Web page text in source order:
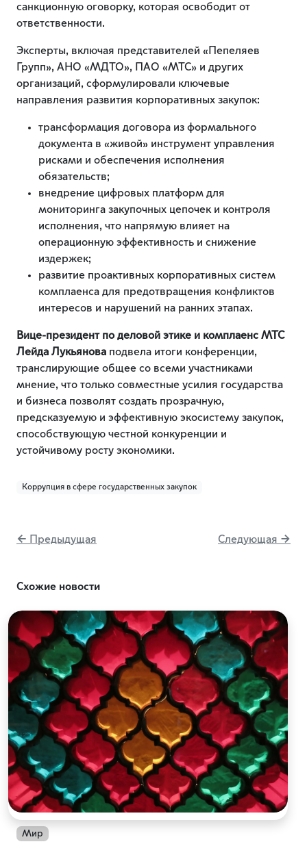
санкционную оговорку, которая освободит от
ответственности.
Эксперты, включая представителей «Пепеляев
Групп», АНО «МДТО», ПАО «МТС» и других
организаций, сформулировали ключевые
направления развития корпоративных закупок:
трансформация договора из формального
документа в «живой» инструмент управления
рисками и обеспечения исполнения
обязательств;
внедрение цифровых платформ для
мониторинга закупочных цепочек и контроля
исполнения, что напрямую влияет на
операционную эффективность и снижение
издержек;
развитие проактивных корпоративных систем
комплаенса для предотвращения конфликтов
интересов и нарушений на ранних этапах.
Вице-президент по деловой этике и комплаенс МТС
Лейда Лукьянова подвела итоги конференции,
транслирующие общее со всеми участниками
мнение, что только совместные усилия государства
и бизнеса позволят создать прозрачную,
предсказуемую и эффективную экосистему закупок,
способствующую честной конкуренции и
устойчивому росту экономики.
Коррупция в сфере государственных закупок
← Предыдущая Следующая →
Схожие новости
Мир